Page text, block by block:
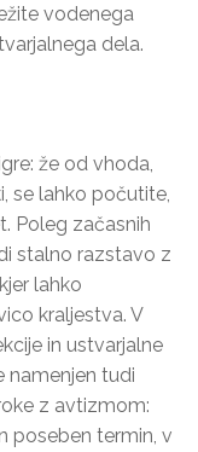
vodenega
dela.
že od vhoda,
se lahko počutite,
Poleg začasnih
stalno razstavo z
lahko
kraljestva. V
in ustvarjalne
namenjen tudi
z avtizmom:
poseben termin, v